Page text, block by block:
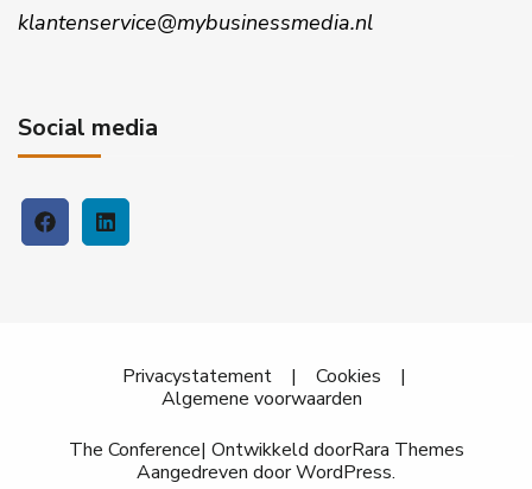
klantenservice@mybusinessmedia.nl
Social media
Privacystatement| Cookies |
Algemene voorwaarden
The Conference| Ontwikkeld doorRara Themes
Aangedreven doorWordPress.